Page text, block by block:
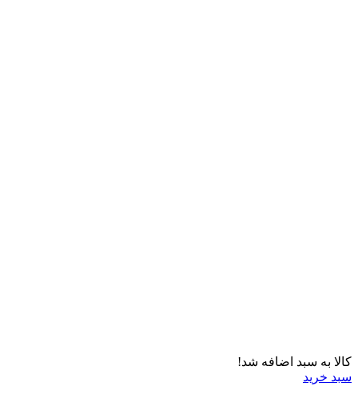
کالا به سبد اضافه شد!
سبد خرید